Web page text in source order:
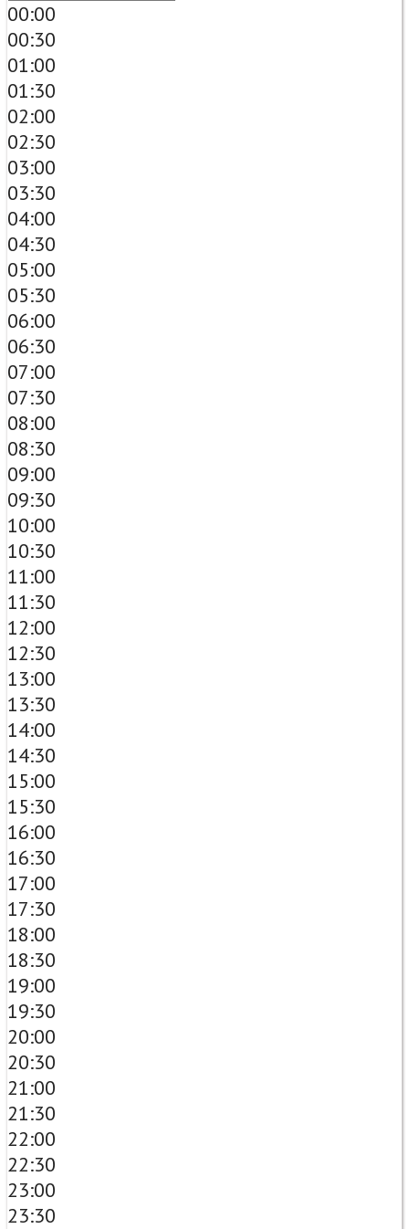
00:00
00:30
01:00
01:30
02:00
02:30
03:00
03:30
04:00
04:30
05:00
05:30
06:00
06:30
07:00
07:30
08:00
08:30
09:00
09:30
10:00
10:30
11:00
11:30
12:00
12:30
13:00
13:30
14:00
14:30
15:00
15:30
16:00
16:30
17:00
17:30
18:00
18:30
19:00
19:30
20:00
20:30
21:00
21:30
22:00
22:30
23:00
23:30